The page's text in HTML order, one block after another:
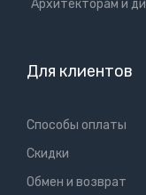
Aрхитекторам и
Для клиентов
Способы оплаты
Скидки
Обмен и возврат